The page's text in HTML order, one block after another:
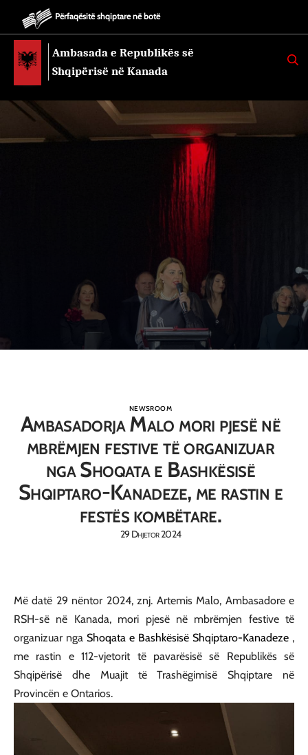
Përfaqësitë shqiptare në botë
Ambasada e Republikës së
Shqipërisë në Kanada
K
E
NEWSROOM
Ambasadorja Malo mori pjesë në
mbrëmjen festive të organizuar
nga Shoqata e Bashkësisë
Shqiptaro-Kanadeze, me rastin e
festës kombëtare.
29 Dhjetor 2024
Më datë 29 nëntor 2024, znj. Artemis Malo, Ambasadore e
RSH-së në Kanada, mori pjesë në mbrëmjen festive të
organizuar nga Shoqata e Bashkësisë Shqiptaro-Kanadeze ,
me rastin e 112-vjetorit të pavarësisë së Republikës së
Shqipërisë dhe Muajit të Trashëgimisë Shqiptare në
Provincën e Ontarios.